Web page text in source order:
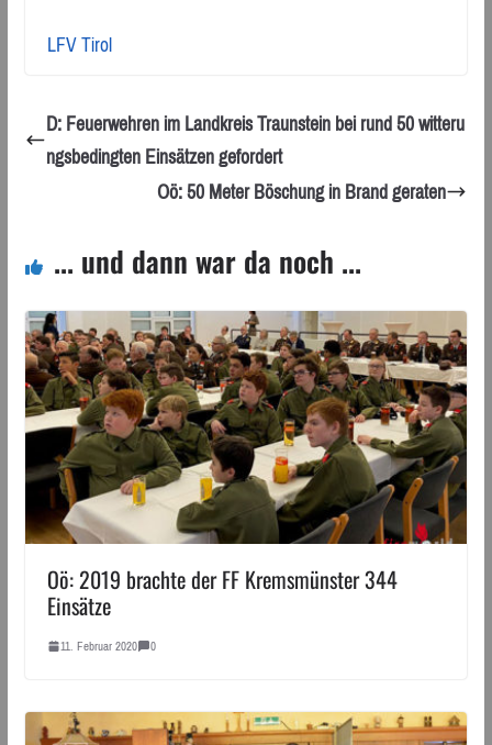
LFV Tirol
D: Feuerwehren im Landkreis Traunstein bei rund 50 witteru
ngsbedingten Einsätzen gefordert
Oö: 50 Meter Böschung in Brand geraten
... und dann war da noch ...
Oö: 2019 brachte der FF Kremsmünster 344
Einsätze
11. Februar 2020 0